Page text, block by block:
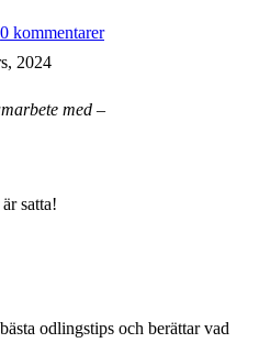
0 kommentarer
2024
med –
satta!
odlingstips och berättar vad